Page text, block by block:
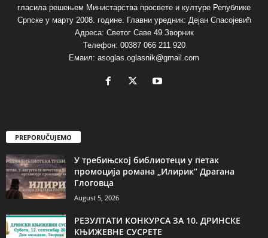
гласила решењем Министарства просвете и културе Републике
Српске у марту 2008. године. Главни уредник: Дејан Спасојевић
Адреса: Светог Саве 49 Зворник
Телефон: 00387 066 211 920
Емаил: asoglas.oglasnik@gmail.com
PREPORUČUJEMO
У требињској библиотеци у петак
промоција романа „Илирик“ Драгана
Глоговца
August 5, 2026
РЕЗУЛТАТИ КОНКУРСА ЗА 10. ДРИНСКЕ
КЊИЖЕВНЕ СУСРЕТЕ